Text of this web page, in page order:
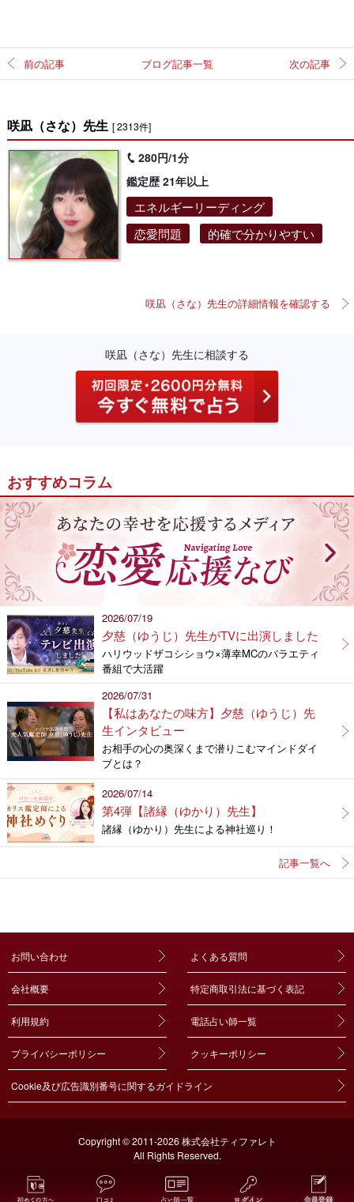
前の記事 ブログ記事一覧 次の記事
咲凪（さな）先生 [ 2313件]
280円/1分
鑑定歴 21年以上
エネルギーリーディング
恋愛問題
的確で分かりやすい
咲凪（さな）先生の詳細情報を確認する
咲凪（さな）先生に相談する
おすすめコラム
2026/07/19
夕慈（ゆうじ）先生がTVに出演しました
ハリウッドザコシショウ×薄幸MCのバラエティ
番組で大活躍
2026/07/31
【私はあなたの味方】夕慈（ゆうじ）先
生インタビュー
お相手の心の奥深くまで潜りこむマインドダイ
ブとは？
2026/07/14
第4弾【諸縁（ゆかり）先生】
諸縁（ゆかり）先生による神社巡り！
記事一覧へ
お問い合わせ よくある質問
会社概要 特定商取引法に基づく表記
利用規約 電話占い師一覧
プライバシーポリシー クッキーポリシー
Cookie及び広告識別番号に関するガイドライン
Copyright © 2011-2026 株式会社ティファレト
All Rights Reserved.